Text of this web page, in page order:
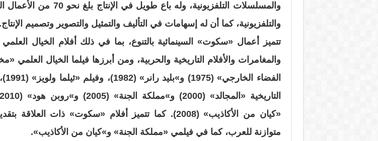
والمسلسلات التلفزيونية، وله باع طويل في
والتلفزيونية، كما أن له إسهامات في التأليف والتمثيل والتصوير وتصميم الإنتاج.
تتميز أعمال «سكوت» السينمائية بالتنوع، بما في ذلك أفلام الخيال
والمغامرات والأفلام التاريخية والحربية، ومن أبرزها فيلما الخيال العلمي
الفضاء
«كيان من الأكاذيب» (2008). كما تتميز أفلام «سكوت» ذات العلاقة
متوازنة للعرب، كما في فيلمي «مملكة الجنة» و»كيان من الأكاذيب».